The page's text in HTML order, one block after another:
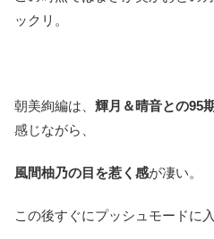
ックリ。
朝美絢編は、 輝月＆晴音との95
感じながら、
風間柚乃の目を惹く感が凄い。
この後すぐにプッシュモードに